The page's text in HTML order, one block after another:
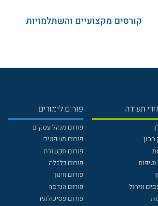
קורסים מקצועיים והשתלמויות
תעודה
ההון
וטיפוח
וניהול
פורום לימודים
פורום מנהל עסקים
פורום משפטים
פורום תקשורת
פורום כלכלה
פורום חינוך
פורום הנדסה
פורום פסיכולוגיה